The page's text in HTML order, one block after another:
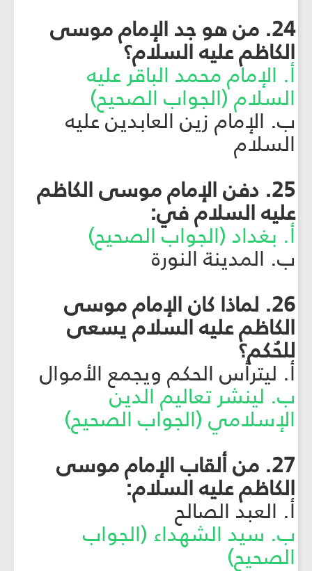
24. من هو جد الإمام موسى
الكاظم عليه السلام؟
أ. الإمام محمد الباقر عليه
السلام (الجواب الصحيح)
ب. الإمام زين العابدين عليه
السلام
25. دفن الإمام موسى الكاظم
عليه السلام في:
أ. بغداد (الجواب الصحيح)
ب. المدينة النورة
26. لماذا كان الإمام موسى
الكاظم عليه السلام يسعى
للحُكم؟
أ. ليترأس الحكم ويجمع الأموال
ب. لينشر تعاليم الدين
الإسلامي (الجواب الصحيح)
27. من ألقاب الإمام موسى
الكاظم عليه السلام:
أ. العبد الصالح
ب. سيد الشهداء (الجواب
الصحيح)